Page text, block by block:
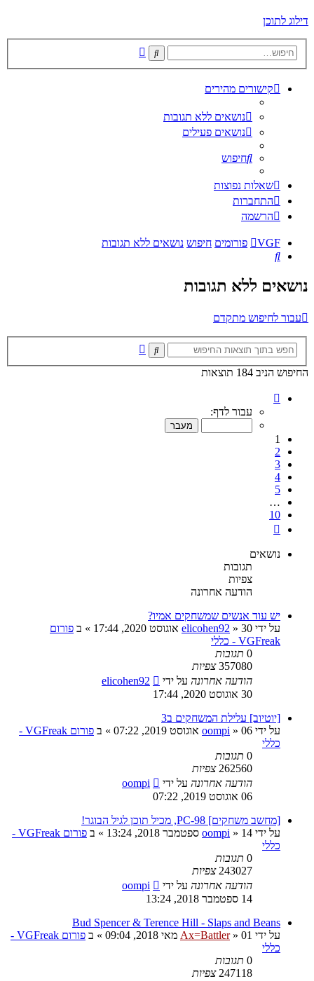
דילוג לתוכן
חיפוש
קישורים מהירים
נושאים ללא תגובות
נושאים פעילים
חיפוש
שאלות נפוצות
התחברות
הרשמה
VGF פורומים חיפוש נושאים ללא תגובות
חיפוש
נושאים ללא תגובות
עבור לחיפוש מתקדם
חיפוש
החיפוש הניב 184 תוצאות
מתוך
עבור לדף:
1
2
3
4
5
…
10
נושאים
תגובות
צפיות
הודעה אחרונה
יש עוד אנשים שמשחקים אמיו?
על ידי
elicohen92 » 30 אוגוסט 2020, 17:44 » ב פורום
VGFreak - כללי
0 תגובות
357080 צפיות
הודעה אחרונה על ידי
elicohen92
30 אוגוסט 2020, 17:44
[יוטיוב] עלילת המשחקים ב3
על ידי
oompi » 06 אוגוסט 2019, 07:22 » ב
פורום VGFreak -
כללי
0 תגובות
262560 צפיות
הודעה אחרונה על ידי
oompi
06 אוגוסט 2019, 07:22
[מחשב משחקים] PC-98, מכיל תוכן לגיל הבוגר!
על ידי
oompi » 14 ספטמבר 2018, 13:24 » ב
פורום VGFreak -
כללי
0 תגובות
243027 צפיות
הודעה אחרונה על ידי
oompi
14 ספטמבר 2018, 13:24
Bud Spencer & Terence Hill - Slaps and Beans
על ידי
Ax=Battler» 01 מאי 2018, 09:04 » ב
פורום VGFreak -
כללי
0 תגובות
247118 צפיות